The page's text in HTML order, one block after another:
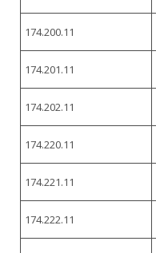
174.200.11
174.201.11
174.202.11
174.220.11
174.221.11
174.222.11